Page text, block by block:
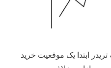
ابتدا یک موقعیت خرید